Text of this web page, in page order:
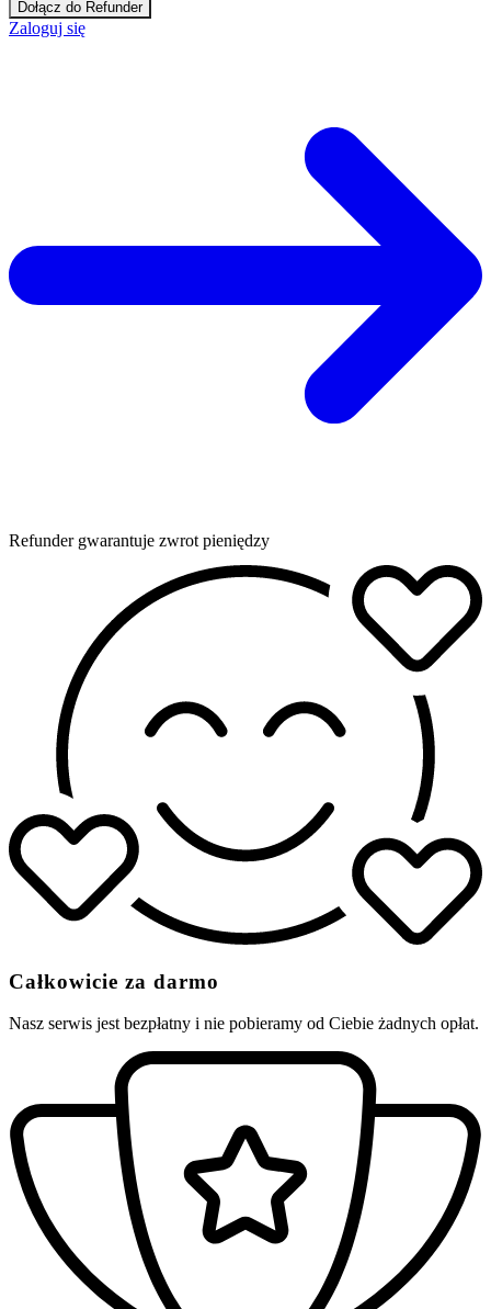
Dołącz do Refunder
Zaloguj się
Refunder gwarantuje zwrot pieniędzy
Całkowicie za darmo
Nasz serwis jest bezpłatny i nie pobieramy od Ciebie żadnych opłat.